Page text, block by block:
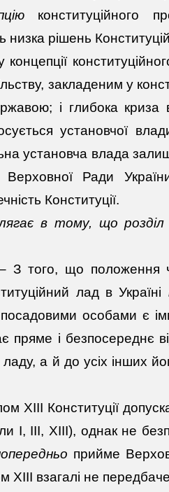
конституційного
рішень
концепції
закладеним у
і глибока
установчої
установча влада
Ради
Конституції.
в тому, що розділ
З того, що положення
лад в Україні
особами є
і безпосереднє
ладу, а й до усіх інших
ХІІІ Конституції
І, ІІІ, ХІІІ), однак не
прийме
ХІІІ взагалі не